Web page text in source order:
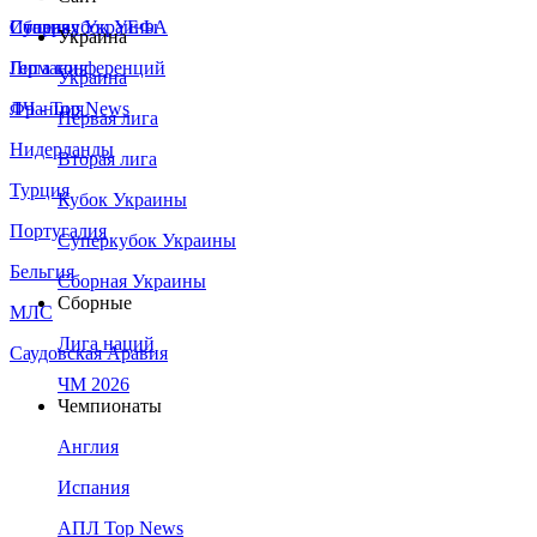
Сборная Украины
Италия
Германия
Франция
Нидерланды
Турция
Португалия
Бельгия
МЛС
Саудовская Аравия
Суперкубок УЕФА
Лига конференций
ЛЧ - Top News
Украина
Украина
Первая лига
Вторая лига
Кубок Украины
Суперкубок Украины
Сборная Украины
Сборные
Лига наций
ЧМ 2026
Чемпионаты
Англия
Испания
АПЛ Top News